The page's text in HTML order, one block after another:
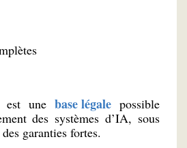
est une base légale possible
des systèmes d’IA, sous
garanties fortes.